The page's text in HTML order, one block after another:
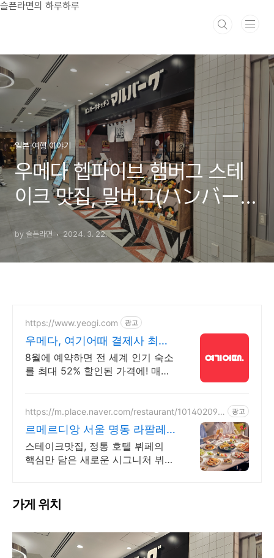
본문 바로가기
슬픈라면의 하루하루
일본 여행 이야기
우메다 헵파이브 햄버그 스테
이크 맛집, 말버그(ハンバー
グキッチン マルバーグ)
by 슬픈라면 2024. 3. 22.
https://www.yeogi.com 광고
우메다, 여기어때 결제사 최대
2만원 추가할인
8월에 예약하면 전 세계 인기 숙소
를 최대 52% 할인된 가격에! 매주
https://m.place.naver.com/restaurant/101402094
광고
르메르디앙 서울 명동 라팔레
트 파리
스테이크맛집, 정통 호텔 뷔페의
핵심만 담은 새로운 시그니처 뷔페
가게 위치